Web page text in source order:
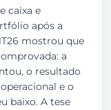
caixa e
após a
mostrou que
a
o resultado
e o
baixo. A tese